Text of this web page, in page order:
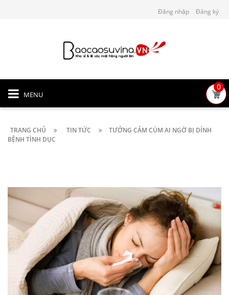
Đăng nhập Đăng ký
MENU
0
TRANG CHỦ TIN TỨC
TƯỞNG CẢM CÚM AI NGỜ BỊ DÍNH
BỆNH TÌNH DỤC